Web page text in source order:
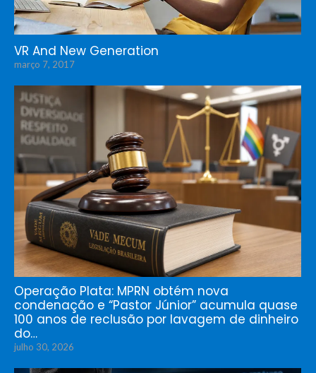
VR And New Generation
março 7, 2017
Operação Plata: MPRN obtém nova
condenação e “Pastor Júnior” acumula quase
100 anos de reclusão por lavagem de dinheiro
do…
julho 30, 2026